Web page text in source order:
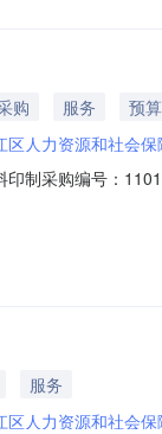
购 服务
预
区人力资源和社会保
制采购编号：
服务
区人力资源和社会保